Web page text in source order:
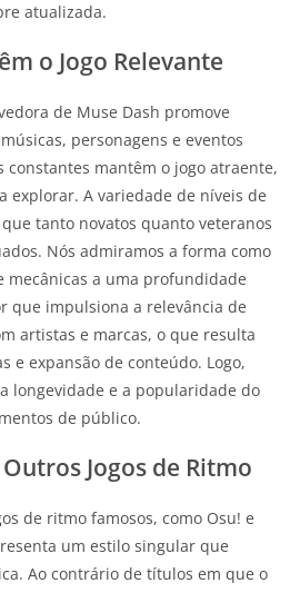
atualizada.
o Jogo Relevante
de Muse Dash promove
personagens e eventos
constantes mantêm o jogo atraente,
explorar. A variedade de níveis de
tanto novatos quanto veteranos
Nós admiramos a forma como
mecânicas a uma profundidade
que impulsiona a relevância de
artistas e marcas, o que resulta
e expansão de conteúdo. Logo,
longevidade e a popularidade do
de público.
Jogos de Ritmo
de ritmo famosos, como Osu! e
um estilo singular que
Ao contrário de títulos em que o